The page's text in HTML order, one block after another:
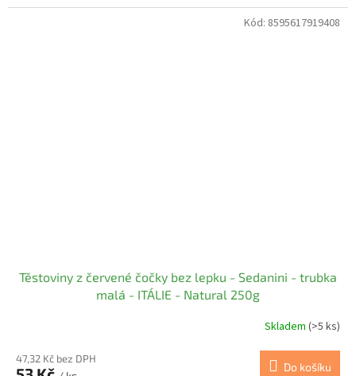
Těstoviny z červené čočky bez lepku - Sedanini - trubka
malá - ITÁLIE - Natural 250g
Skladem (>5 ks)
47,32 Kč bez DPH
Do košíku
Kód: 8595617919408